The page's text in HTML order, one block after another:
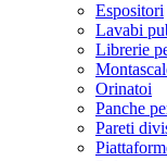
Espositori
Lavabi
Librerie
Orinatoi
Panche
Pareti